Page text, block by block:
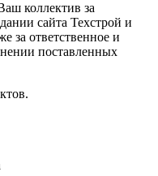
коллектив за
сайта Техстрой и
за ответственное и
поставленных